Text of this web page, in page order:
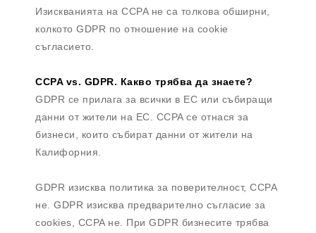
Изискванията на CCPA не са толкова обширни,
колкото GDPR по отношение на cookie
съгласието.
CCPA vs. GDPR. Какво трябва да знаете?
GDPR се прилага за всички в ЕС или събиращи
данни от жители на ЕС. CCPA се отнася за
бизнеси, които събират данни от жители на
Калифорния.
GDPR изисква политика за поверителност, CCPA
не. GDPR изисква предварително съгласие за
cookies, CCPA не. При GDPR бизнесите трябва